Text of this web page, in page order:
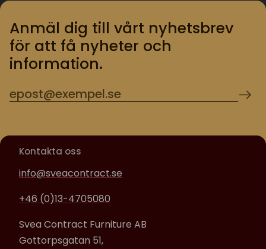
Anmäl dig till vårt nyhetsbrev
för att få nyheter och
information.
Kontakta oss
info@sveacontract.se
+46 (0)13-4705080
Svea Contract Furniture AB
Gottorpsgatan 51,